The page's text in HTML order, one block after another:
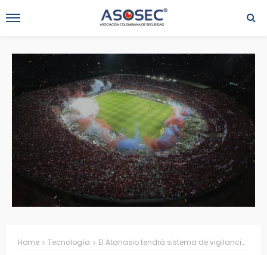
Home Tecnología El Atanasio tendrá sistema de vigilancia de última generación